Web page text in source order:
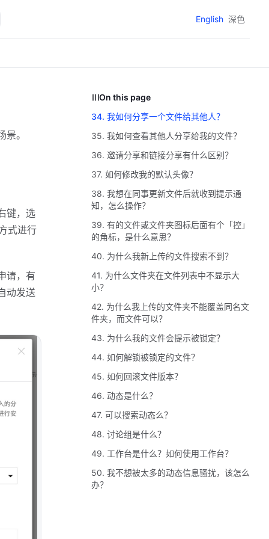
English 深色
。
键，选
式进行
请，有
动发送
On this page
34. 我如何分享一个文件给其他人？
35. 我如何查看其他人分享给我的文件？
36. 邀请分享和链接分享有什么区别？
37. 如何修改我的默认头像？
38. 我想在同事更新文件后就收到提示通
知，怎么操作？
39. 有的文件或文件夹图标后面有个「控」
的角标，是什么意思？
40. 为什么我新上传的文件搜索不到？
41. 为什么文件夹在文件列表中不显示大
小？
42. 为什么我上传的文件夹不能覆盖同名文
件夹，而文件可以？
43. 为什么我的文件会提示被锁定？
44. 如何解锁被锁定的文件？
45. 如何回滚文件版本？
46. 动态是什么？
47. 可以搜索动态么？
48. 讨论组是什么？
49. 工作台是什么？如何使用工作台？
50. 我不想被太多的动态信息骚扰，该怎么
办？